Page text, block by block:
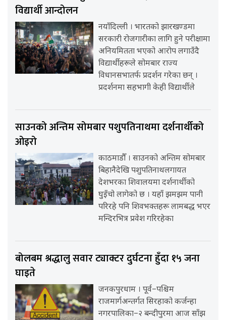
विद्यार्थी आन्दोलन
नयाँदिल्ली । भारतको झारखण्डमा
सरकारी रोजगारीका लागि हुने परीक्षामा
अनियमितता भएको आरोप लगाउँदै
विद्यार्थीहरूले सोमबार राज्य
विधानसभातर्फ प्रदर्शन गरेका छन् ।
प्रदर्शनमा सहभागी केही विद्यार्थीले
साउनको अन्तिम सोमबार पशुपतिनाथमा दर्शनार्थीको
ओइरो
काठमाडौँ । साउनको अन्तिम सोमबार
बिहानैदेखि पशुपतिनाथलगायत
देशभरका शिवालयमा दर्शनार्थीको
घुइँचो लागेको छ । यहाँ झमझम पानी
परिरहे पनि शिवभक्तहरू लामबद्ध भएर
मन्दिरभित्र प्रवेश गरिरहेका
बोलबम श्रद्धालु सवार ट्याक्टर दुर्घटना हुँदा १५ जना
घाइते
जनकपुरधाम । पूर्व–पश्चिम
राजमार्गअन्तर्गत सिरहाको कर्जन्हा
नगरपालिका–२ बन्दीपुरमा आज साँझ